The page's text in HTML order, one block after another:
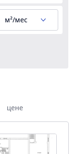
м²/мес
цене